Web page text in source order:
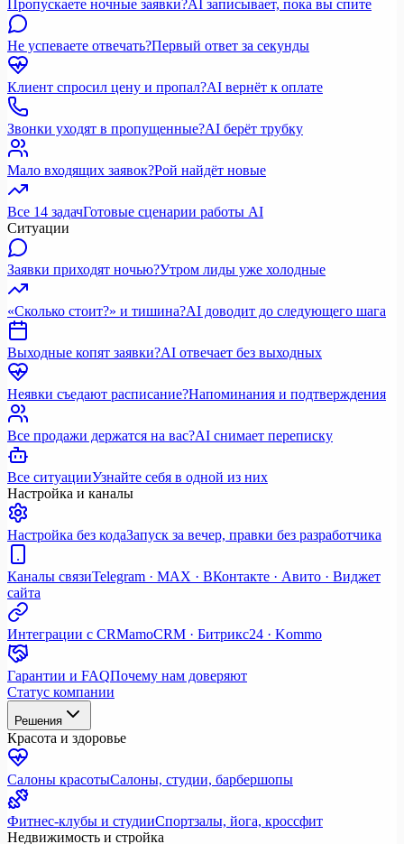
Пропускаете ночные заявки?AI записывает, пока вы спите
Не успеваете отвечать?Первый ответ за секунды
Клиент спросил цену и пропал?AI вернёт к оплате
Звонки уходят в пропущенные?AI берёт трубку
Мало входящих заявок?Рой найдёт новые
Все 14 задачГотовые сценарии работы AI
Ситуации
Заявки приходят ночью?Утром лиды уже холодные
«Сколько стоит?» и тишина?AI доводит до следующего шага
Выходные копят заявки?AI отвечает без выходных
Неявки съедают расписание?Напоминания и подтверждения
Все продажи держатся на вас?AI снимает переписку
Все ситуацииУзнайте себя в одной из них
Настройка и каналы
Настройка без кодаЗапуск за вечер, правки без разработчика
Каналы связиTelegram · MAX · ВКонтакте · Авито · Виджет
сайта
Интеграции с CRMamoCRM · Битрикс24 · Kommo
Гарантии и FAQПочему нам доверяют
Статус компании
Решения
Красота и здоровье
Салоны красотыСалоны, студии, барбершопы
Фитнес-клубы и студииСпортзалы, йога, кроссфит
Недвижимость и стройка